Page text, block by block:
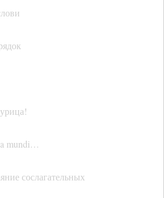
mundi…
сослагательных